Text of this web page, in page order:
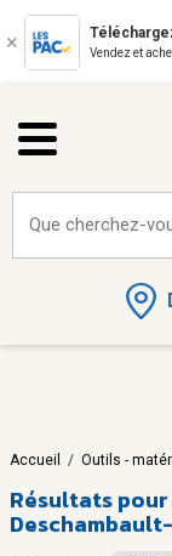
Vendez et
Que cherchez-
Accueil / Outils -
Résultats pour